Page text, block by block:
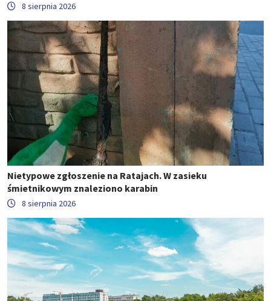
8 sierpnia 2026
Nietypowe zgłoszenie na Ratajach. W zasieku
śmietnikowym znaleziono karabin
8 sierpnia 2026